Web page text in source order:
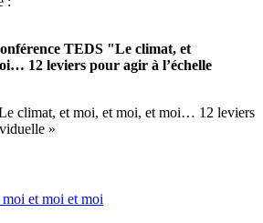
TEDS "Le climat, et
12 leviers pour agir à l’échelle
et moi et moi